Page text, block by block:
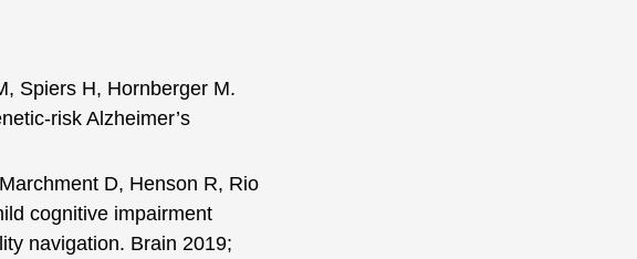
Spiers H, Hornberger M.
risk Alzheimer’s
D, Henson R, Rio
cognitive impairment
navigation. Brain 2019;